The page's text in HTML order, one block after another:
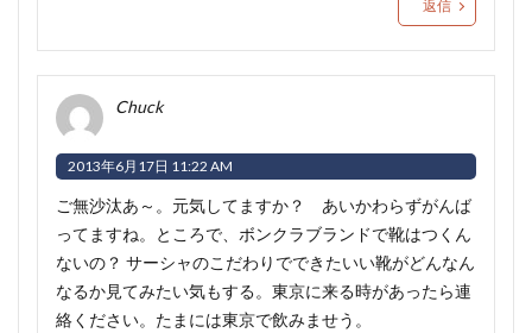
返信
Chuck
2013年6月17日 11:22 AM
ご無沙汰あ～。元気してますか？ あいかわらずがんば
ってますね。ところで、ボンクラブランドで靴はつくん
ないの？ サーシャのこだわりでできたいい靴がどんなん
なるか見てみたい気もする。東京に来る時があったら連
絡ください。たまには東京で飲みませう。